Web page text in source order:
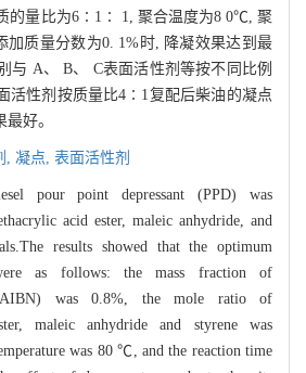
的量比为6∶1∶ 1, 聚合温度为8 0℃, 聚
加质量分数为0. 1%时, 降凝效果达到最
与 A、 B、 C表面活性剂等按不同比例
活性剂按质量比4∶1复配后柴油的凝点
好。
, 凝点, 表面活性剂
pour point depressant (PPD) was
acid ester, maleic anhydride, and
results showed that the optimum
as follows: the mass fraction of
(AIBN) was 0.8%, the mole ratio of
maleic anhydride and styrene was
was 80 ℃, and the reaction time